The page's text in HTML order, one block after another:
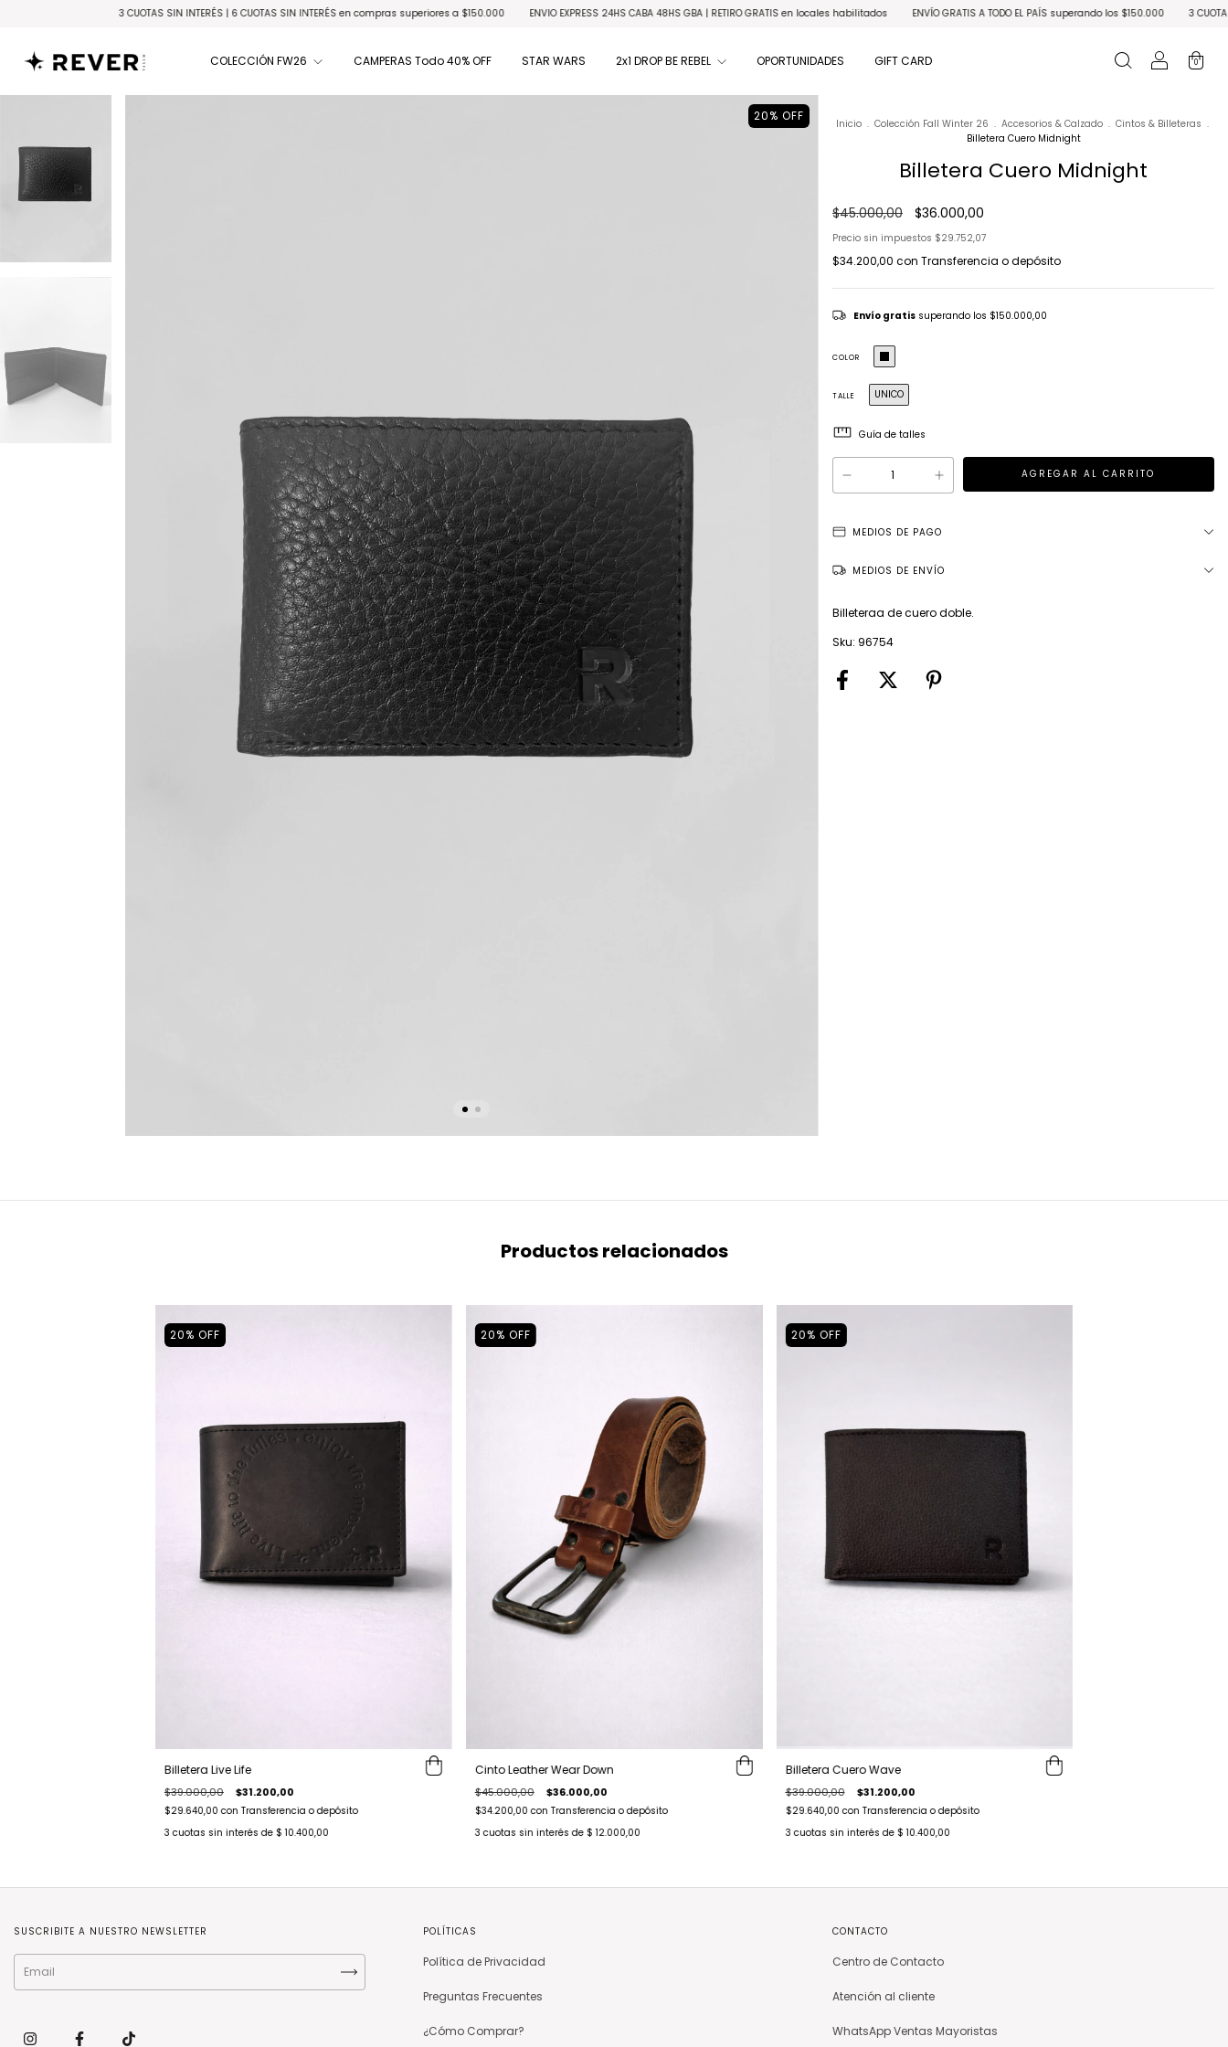
3 CUOTAS SIN INTERÉS | 6 CUOTAS SIN INTERÉS en compras superiores a $150.000 ENVIO EXPRESS 24HS CABA 48HS GBA | RETIRO GRATIS en locales habilitados ENVÍO GRATIS A TODO EL PAÍS superando los $150.000 3 CUOTAS SIN
COLECCIÓN FW26 CAMPERAS Todo 40% OFF STAR WARS 2x1 DROP BE REBEL OPORTUNIDADES GIFT CARD 0
20% OFF
Inicio . Colección Fall Winter 26 . Accesorios & Calzado . Cintos & Billeteras .
Billetera Cuero Midnight
Billetera Cuero Midnight
$45.000,00 $36.000,00
Precio sin impuestos $29.752,07
$34.200,00 con Transferencia o depósito
Envío gratis superando los $150.000,00
COLOR
TALLE UNICO
Guía de talles
MEDIOS DE PAGO
MEDIOS DE ENVÍO
Billeteraa de cuero doble.
Sku: 96754
Productos relacionados
20% OFF
Billetera Live Life
$39.000,00 $31.200,00
$29.640,00con Transferencia o depósito
3 cuotas sin interés de $ 10.400,00
20% OFF
Cinto Leather Wear Down
$45.000,00 $36.000,00
$34.200,00con Transferencia o depósito
3 cuotas sin interés de $ 12.000,00
20% OFF
Billetera Cuero Wave
$39.000,00 $31.200,00
$29.640,00con Transferencia o depósito
3 cuotas sin interés de $ 10.400,00
SUSCRIBITE A NUESTRO NEWSLETTER POLÍTICAS
Política de Privacidad
Preguntas Frecuentes
¿Cómo Comprar?
CONTACTO
Centro de Contacto
Atención al cliente
WhatsApp Ventas Mayoristas